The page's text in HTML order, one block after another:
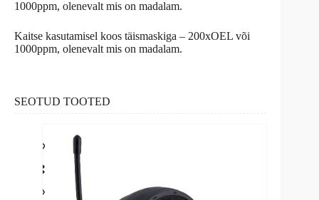
1000ppm, olenevalt mis on madalam.
Kaitse kasutamisel koos täismaskiga – 200xOEL või
1000ppm, olenevalt mis on madalam.
SEOTUD TOOTED